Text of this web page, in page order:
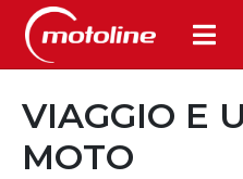
VIAGGIO E
MOTO